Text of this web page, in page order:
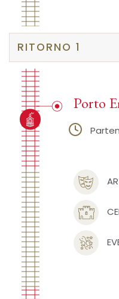
RITORNO 1
Porto